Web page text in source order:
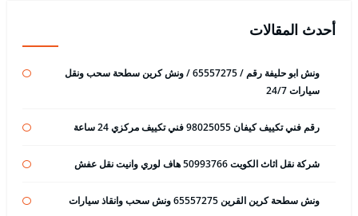
أحدث المقالات
ونش ابو حليفة رقم / 65557275 / ونش كرين سطحة سحب ونقل
سيارات 24/7
رقم فني تكييف كيفان 98025055 فني تكييف مركزي 24 ساعة
شركة نقل اثاث الكويت 50993766 هاف لوري وانيت نقل عفش
ونش سطحة كرين القرين 65557275 ونش سحب وانقاذ سيارات